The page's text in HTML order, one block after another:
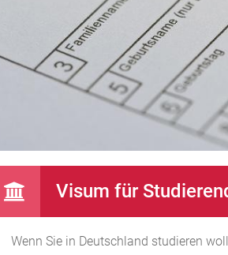
Visum für
Wenn Sie in Deutschland studieren